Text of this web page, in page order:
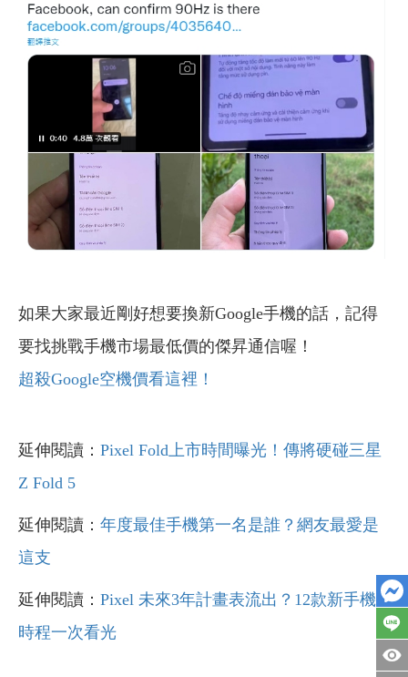
如果大家最近剛好想要換新Google手機的話，記得
要找挑戰手機市場最低價的傑昇通信喔！
超殺Google空機價看這裡！
延伸閱讀： Pixel Fold上市時間曝光！傳將硬碰三星
Z Fold 5
延伸閱讀： 年度最佳手機第一名是誰？網友最愛是
這支
延伸閱讀： Pixel 未來3年計畫表流出？12款新手機
時程一次看光